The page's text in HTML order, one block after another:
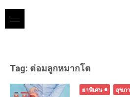
content
Tag: ต่อมลูกหมากโต
ยาพิเศษ สุขภ